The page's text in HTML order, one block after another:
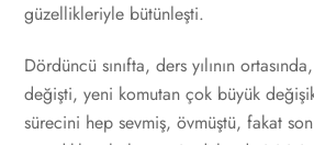
güzellikleriyle bütünleşti.
Dördüncü sınıfta, ders yılının
değişti, yeni komutan çok büyük
sürecini hep sevmiş, övmüştü, fakat